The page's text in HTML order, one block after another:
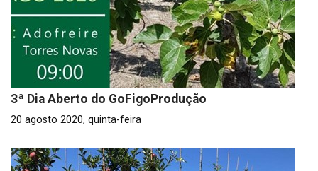
3ª Dia Aberto do GoFigoProdução
20 agosto 2020, quinta-feira